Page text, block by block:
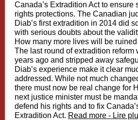
Canada’s Extradition Act to ensure
rights protections. The Canadian
Diab’s first extradition in 2014 did
with serious doubts about the
How many more lives will be
The last round of extradition reform
years ago and stripped away
Diab’s experience make it clear
addressed. While not much
there must now be real change for
next justice minister must be
defend his rights and to fix
Extradition Act. Read more - Lire